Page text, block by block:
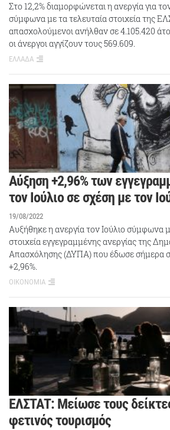
Στο 12,2% διαμορφώνεται η ανεργία για
σύμφωνα με τα τελευταία στοιχεία της
απασχολούμενοι ανήλθαν σε 4.105.420
οι άνεργοι αγγίζουν τους 569.609.
ΕΛΛΑΔΑ
Αύξηση +2,96% των
τον Ιούλιο σε σχέση με τον
19/08/2022
Αυξήθηκε η ανεργία τον Ιούλιο σύμφωνα
στοιχεία εγγεγραμμένης ανεργίας της
Απασχόλησης (ΔΥΠΑ) που έδωσε σήμερα
+2,96%.
ΟΙΚΟΝΟΜΙΑ
ΕΛΣΤΑΤ: Μείωσε τους
φετινός τουρισμός